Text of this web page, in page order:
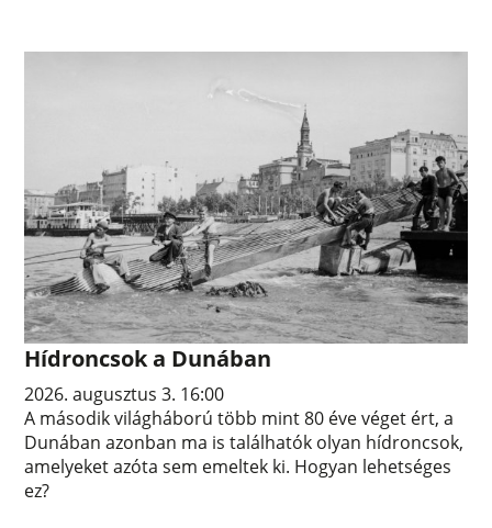
Hídroncsok a Dunában
2026. augusztus 3. 16:00
A második világháború több mint 80 éve véget ért, a
Dunában azonban ma is találhatók olyan hídroncsok,
amelyeket azóta sem emeltek ki. Hogyan lehetséges
ez?